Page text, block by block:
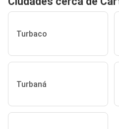
Turbaco
Turbaná